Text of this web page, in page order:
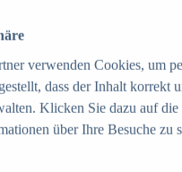
Report
des Umsatzes in
verwenden Cookies, um
dass der Inhalt korrekt
Klicken Sie dazu auf
über Ihre Besuche